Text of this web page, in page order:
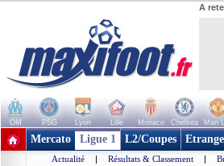
A
OM PSG Lyon Lille Monaco Chelsea Man
+ de clubs
Mercato Ligue 1 L2/Coupes
Actualité | Résultats & Classement |